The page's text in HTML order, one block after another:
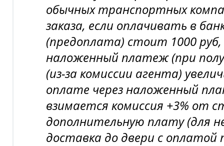
обычных транспортных
заказа, если оплачивать в
(предоплата) стоит 1000 руб,
наложенный платеж (при
(из-за комиссии агента)
оплате через наложенный
взимается комиссия +3% от
дополнительную плату (для
доставка до двери с оплатой